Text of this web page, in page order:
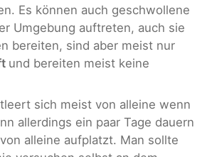
Es können auch geschwollene
Umgebung auftreten, auch sie
bereiten, sind aber meist nur
und bereiten meist keine
sich meist von alleine wenn
allerdings ein paar Tage dauern
alleine aufplatzt. Man sollte